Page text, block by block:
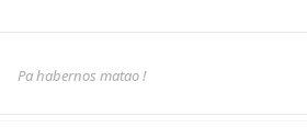
Pa habernos matao !